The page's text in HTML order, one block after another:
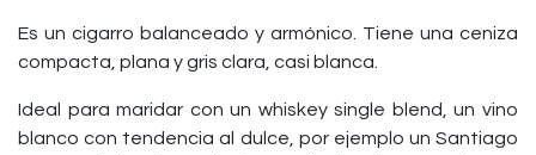
Es un cigarro balanceado y armónico. Tiene una ceniza
compacta, plana y gris clara, casi blanca.
Ideal para maridar con un whiskey single blend, un vino
blanco con tendencia al dulce, por ejemplo un Santiago